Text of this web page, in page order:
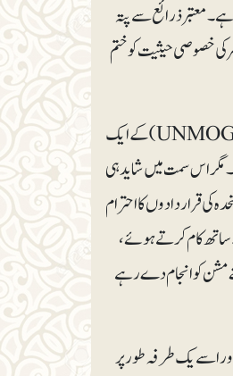
معتبر ذرائع سے پتہ
کی خصوصی حیثیت کو ختم
مظلوم کشمیری اپنی سرزمین پر نیلے ہیلمٹ والے افسران کو جو ہندستان اور پاکستان میں اقوام متحدہ کے ملٹری آبزرور گروپ (UNMOGIP) کے ایک
مگر اس سمت میں شاید ہی
قراردادوں کا احترام
ساتھ کام کرتے ہوئے،
مشن کو انجام دے رہے
حیثیت کو منسوخ کرکے اور اسے یک طرفہ طور پر